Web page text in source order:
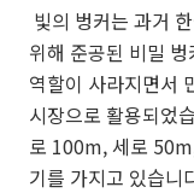
빛의 벙커는 과거
위해 준공된 비밀
역할이 사라지면서
시장으로 활용되었
로 100m, 세로
기를 가지고 있습